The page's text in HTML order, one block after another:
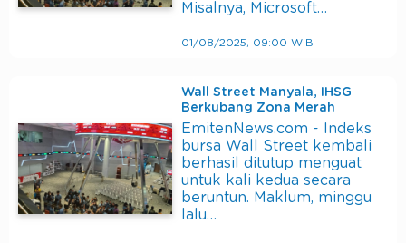
Misalnya, Microsoft…
01/08/2025, 09:00 WIB
Wall Street Manyala, IHSG
Berkubang Zona Merah
EmitenNews.com - Indeks
bursa Wall Street kembali
berhasil ditutup menguat
untuk kali kedua secara
beruntun. Maklum, minggu
lalu…